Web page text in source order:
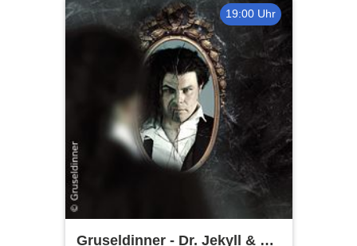
19:00 Uhr
Gruseldinner - Dr. Jekyll & Mr.